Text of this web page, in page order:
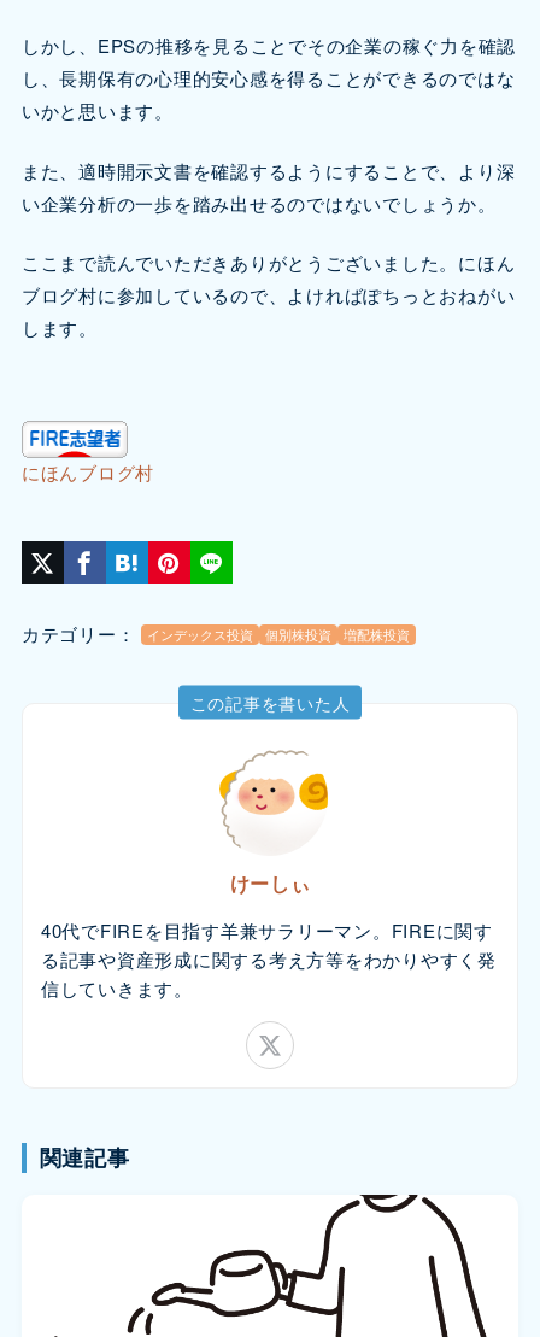
しかし、EPSの推移を見ることでその企業の稼ぐ力を確認
し、長期保有の心理的安心感を得ることができるのではな
いかと思います。
また、適時開示文書を確認するようにすることで、より深
い企業分析の一歩を踏み出せるのではないでしょうか。
ここまで読んでいただきありがとうございました。にほん
ブログ村に参加しているので、よければぽちっとおねがい
します。
にほんブログ村
カテゴリー： インデックス投資 個別株投資 増配株投資
この記事を書いた人
けーしぃ
40代でFIREを目指す羊兼サラリーマン。FIREに関す
る記事や資産形成に関する考え方等をわかりやすく発
信していきます。
関連記事